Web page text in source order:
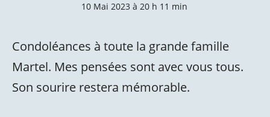
10 Mai 2023 à 20 h 11 min
Condoléances à toute la grande famille
Martel. Mes pensées sont avec vous tous.
Son sourire restera mémorable.